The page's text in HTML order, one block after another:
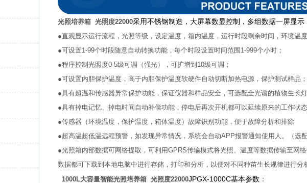
光照培养箱 光照度22000采用不锈钢制造，大屏幕数显控制，多组数据一屏显示
●直观显示运行流程，光照等级，设定温度，箱内温度，运行时段剩余时间，环境温
●可设置1-99个时段随意自动转换功能，每个时段设置时间范围1-999个小时；
●程序控制光照度0-5级可调（强光），可扩增到10级可调；
●可设置内胆保护温度，高于内胆保护温度软硬件自动切断加热电源，保护测试样品；
●具有超温和传感器异常保护功能，保证仪器和样品安全，可选配全光谱的植物生长
●具有掉电记忆、掉电时间自动补偿功能，停电后再次开机都可以延续原来的工作状态
●传感器（环境温度，保护温度，箱体温度）故障识别功能，便于故障分析和排除
●超高温超低温远程预警，如发现异常情况，系统会自动APP报警通知使用人。（选配
●光照箱内部数据可网络提取，可利用GPRS传输模式将光照、温度等数据传输至网
数据都可下载到本地电脑中进行存储，打印和分析，以便对不同种苗生长规律进行分
1000L大容量智能光照培养箱 光照度22000JPGX-1000C基本参数 ：